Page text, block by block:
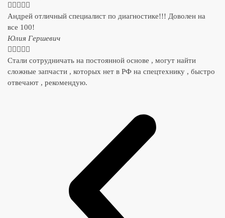
    
Андрей отличный специалист по диагностике!!! Доволен на
все 100!
​Юлия Гершевич
    
Стали сотрудничать на постоянной основе , могут найти
сложные запчасти , которых нет в РФ на спецтехнику , быстро
отвечают , рекомендую.